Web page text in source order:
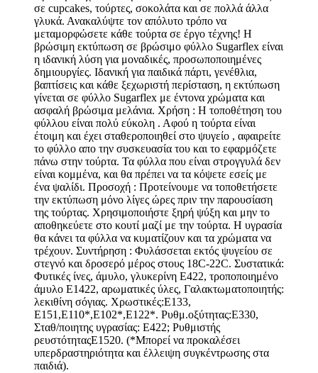
σε cupcakes, τούρτες, σοκολάτα και σε πολλά άλλα
γλυκά. Ανακαλύψτε τον απόλυτο τρόπο να
μεταμορφώσετε κάθε τούρτα σε έργο τέχνης! Η
βρώσιμη εκτύπωση σε βρώσιμο φύλλο Sugarflex είναι
η ιδανική λύση για μοναδικές, προσωποποιημένες
δημιουργίες. Ιδανική για παιδικά πάρτι, γενέθλια,
βαπτίσεις και κάθε ξεχωριστή περίσταση, η εκτύπωση
γίνεται σε φύλλο Sugarflex με έντονα χρώματα και
ασφαλή βρώσιμα μελάνια. Χρήση : Η τοποθέτηση του
φύλλου είναι πολύ εύκολη . Αφού η τούρτα είναι
έτοιμη και έχει σταθεροποιηθεί στο ψυγείο , αφαιρείτε
τo φύλλο απο την συσκευασία του και το εφαρμόζετε
πάνω στην τούρτα. Τα φύλλα που είναι στρογγυλά δεν
είναι κομμένα, και θα πρέπει να τα κόψετε εσείς με
ένα ψαλίδι. Προσοχή : Προτείνουμε να τοποθετήσετε
την εκτύπωση μόνο λίγες ώρες πριν την παρουσίαση
της τούρτας. Χρησιμοποιήστε ξηρή ψύξη και μην το
αποθηκεύετε στο κουτί μαζί με την τούρτα. Η υγρασία
θα κάνει τα φύλλα να κυματίζουν και τα χρώματα να
τρέχουν. Συντήρηση : Φυλάσσεται εκτός ψυγείου σε
στεγνό και δροσερό μέρος στους 18C-22C. Συστατικά:
Φυτικές ίνες, άμυλο, γλυκερίνη E422, τροποποιημένο
άμυλο E1422, αρωματικές ύλες, Γαλακτωματοποιητής:
λεκιθίνη σόγιας. Χρωστικές:Ε133,
Ε151,Ε110*,Ε102*,Ε122*. Ρυθμ.οξύτητας:Ε330,
Σταθ/ποιητης υγρασίας: Ε422; Ρυθμιστής
ρευστότηταςΕ1520. (*Μπορεί να προκαλέσει
υπερδραστηριότητα και έλλειψη συγκέντρωσης στα
παιδιά).